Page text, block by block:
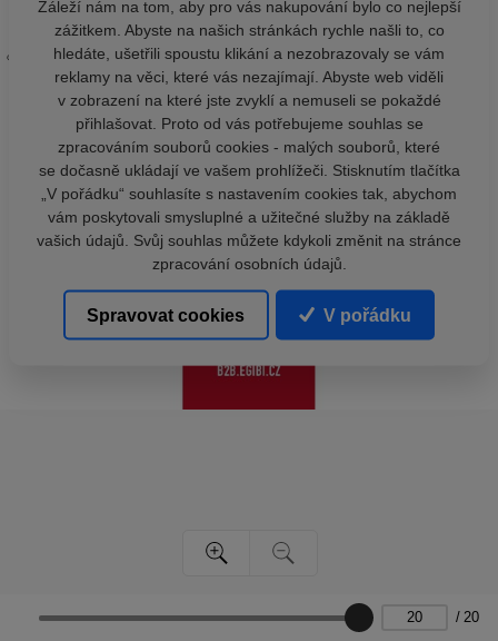
/ 20
Záleží nám na tom, aby pro vás nakupování bylo co nejlepší
zážitkem. Abyste na našich stránkách rychle našli to, co
hledáte, ušetřili spoustu klikání a nezobrazovaly se vám
reklamy na věci, které vás nezajímají. Abyste web viděli
v zobrazení na které jste zvyklí a nemuseli se pokaždé
přihlašovat. Proto od vás potřebujeme souhlas se
zpracováním souborů cookies - malých souborů, které
se dočasně ukládají ve vašem prohlížeči. Stisknutím tlačítka
„V pořádku“ souhlasíte s nastavením cookies tak, abychom
vám poskytovali smysluplné a užitečné služby na základě
vašich údajů. Svůj souhlas můžete kdykoli změnit na stránce
zpracování osobních údajů.
Spravovat cookies V pořádku